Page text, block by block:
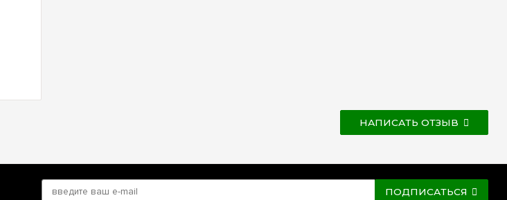
НАПИСАТЬ ОТЗЫВ
ПОДПИСАТЬСЯ